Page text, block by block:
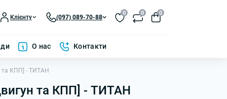
Клієнту (097) 089-70-88
0 0 0
О нас Контакти
та КПП] - ТИТАН
та КПП] - ТИТАН